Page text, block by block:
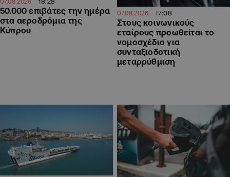
50.000 επιβάτες την ημέρα
στα αεροδρόμια της
Κύπρου
07.08.2026 17:08
Στους κοινωνικούς
εταίρους προωθείται το
νομοσχέδιο για
συνταξιοδοτική
μεταρρύθμιση